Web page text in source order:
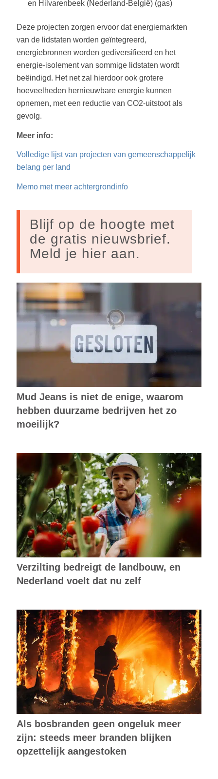
en Hilvarenbeek (Nederland-België) (gas)
Deze projecten zorgen ervoor dat energiemarkten
van de lidstaten worden geïntegreerd,
energiebronnen worden gediversifieerd en het
energie-isolement van sommige lidstaten wordt
beëindigd. Het net zal hierdoor ook grotere
hoeveelheden hernieuwbare energie kunnen
opnemen, met een reductie van CO2-uitstoot als
gevolg.
Meer info:
Volledige lijst van projecten van gemeenschappelijk
belang per land
Memo met meer achtergrondinfo
Blijf op de hoogte met
de gratis nieuwsbrief.
Meld je hier aan.
Mud Jeans is niet de enige, waarom
hebben duurzame bedrijven het zo
moeilijk?
Verzilting bedreigt de landbouw, en
Nederland voelt dat nu zelf
Als bosbranden geen ongeluk meer
zijn: steeds meer branden blijken
opzettelijk aangestoken